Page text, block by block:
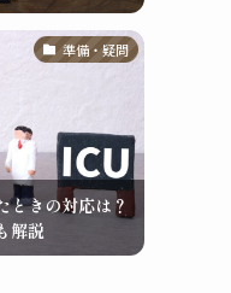
準備・疑問
ときの対応は？
解説